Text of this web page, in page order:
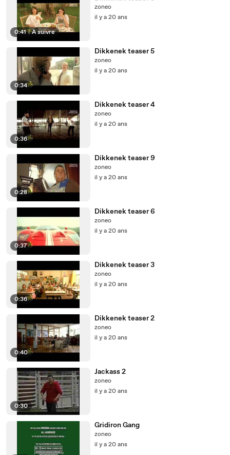
0:41 | À suivre
zoneo
il y a 20 ans
0:34
Dikkenek teaser 5
zoneo
il y a 20 ans
0:36
Dikkenek teaser 4
zoneo
il y a 20 ans
0:28
Dikkenek teaser 9
zoneo
il y a 20 ans
0:37
Dikkenek teaser 6
zoneo
il y a 20 ans
0:36
Dikkenek teaser 3
zoneo
il y a 20 ans
0:40
Dikkenek teaser 2
zoneo
il y a 20 ans
0:30
Jackass 2
zoneo
il y a 20 ans
Gridiron Gang
zoneo
il y a 20 ans